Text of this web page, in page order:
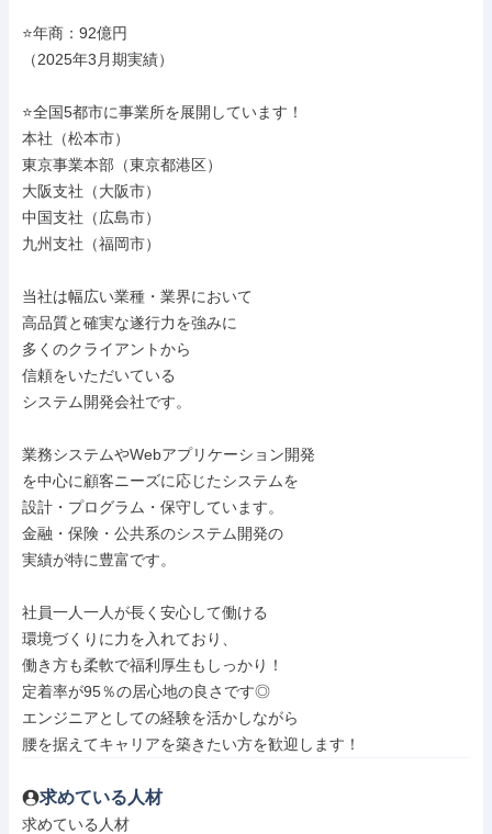
⭐年商：92億円
（2025年3月期実績）
⭐全国5都市に事業所を展開しています！
本社（松本市）
東京事業本部（東京都港区）
大阪支社（大阪市）
中国支社（広島市）
九州支社（福岡市）
当社は幅広い業種・業界において
高品質と確実な遂行力を強みに
多くのクライアントから
信頼をいただいている
システム開発会社です。
業務システムやWebアプリケーション開発
を中心に顧客ニーズに応じたシステムを
設計・プログラム・保守しています。
金融・保険・公共系のシステム開発の
実績が特に豊富です。
社員一人一人が長く安心して働ける
環境づくりに力を入れており、
働き方も柔軟で福利厚生もしっかり！
定着率が95％の居心地の良さです◎
エンジニアとしての経験を活かしながら
腰を据えてキャリアを築きたい方を歓迎します！
求めている人材
求めている人材